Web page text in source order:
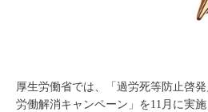
厚生労働省では、「過労死等防止啓
労働解消キャンペーン」を11月に実施